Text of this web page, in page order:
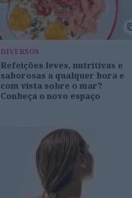
DIVERSOS
Refeições leves, nutritivas e
saborosas a qualquer hora e
com vista sobre o mar?
Conheça o novo espaço